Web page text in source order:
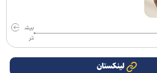
بیش
تر
لینکستان